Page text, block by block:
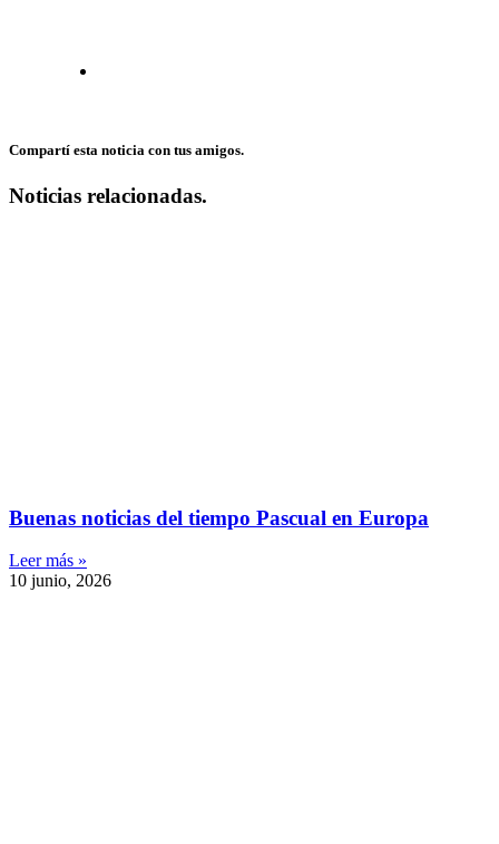
Compartí esta noticia con tus amigos.
Noticias relacionadas.
Buenas noticias del tiempo Pascual en Europa
Leer más »
10 junio, 2026